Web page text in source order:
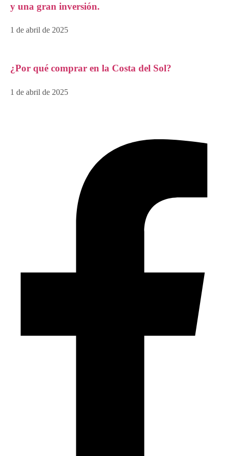
y una gran inversión.
1 de abril de 2025
¿Por qué comprar en la Costa del Sol?
1 de abril de 2025